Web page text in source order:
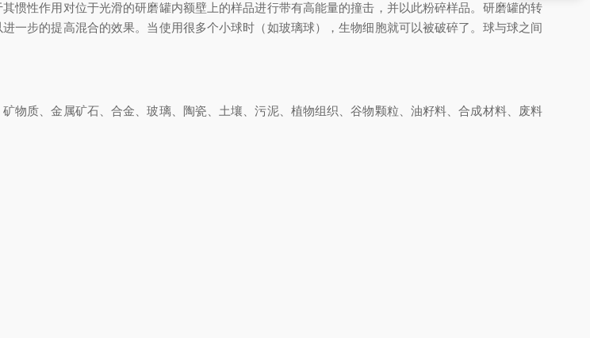
性作用对位于光滑的研磨罐内额壁上的样品进行带有高能量的撞击，并以此粉碎样品。研磨罐的转
一步的提高混合的效果。当使用很多个小球时（如玻璃球），生物细胞就可以被破碎了。球与球之间
质、金属矿石、合金、玻璃、陶瓷、土壤、污泥、植物组织、谷物颗粒、油籽料、合成材料、废料